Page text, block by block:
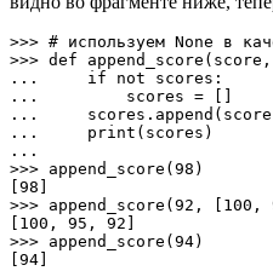
>>> # используем None в
>>> def
...     if not scores:
...         scores = []
...
...     print(scores)
...
>>> append_score(98)
[98]
>>> append_score(92, [100,
[100, 95, 92]
>>> append_score(94)
[94]